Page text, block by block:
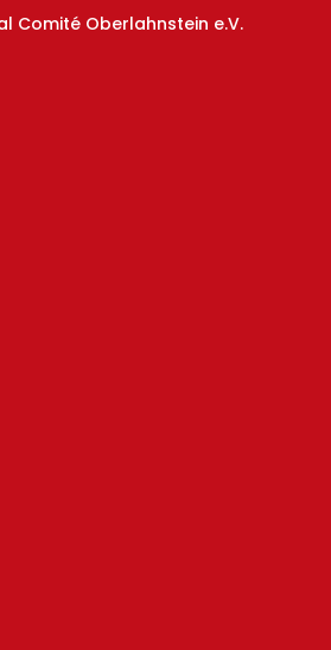
Comité Oberlahnstein e.V.